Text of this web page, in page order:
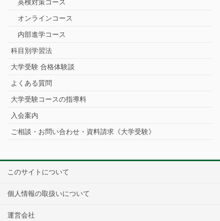
英検対策コース
オンラインコース
内部進学コース
科目別学習法
大学受験 合格体験談
よくある質問
大学受験コースの指導料
入会案内
ご相談・お問い合わせ・資料請求《大学受験》
このサイトについて
個人情報の取扱いについて
運営会社